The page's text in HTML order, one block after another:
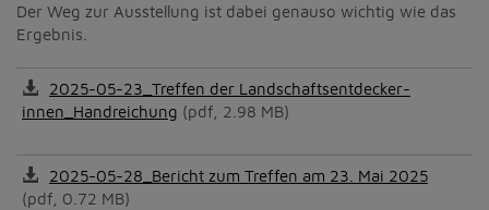
Der Weg zur Ausstellung ist dabei genauso wichtig wie das
Ergebnis.
2025-05-23_Treffen der Landschaftsentdecker-
innen_Handreichung (pdf, 2.98 MB)
2025-05-28_Bericht zum Treffen am 23. Mai 2025
(pdf, 0.72 MB)